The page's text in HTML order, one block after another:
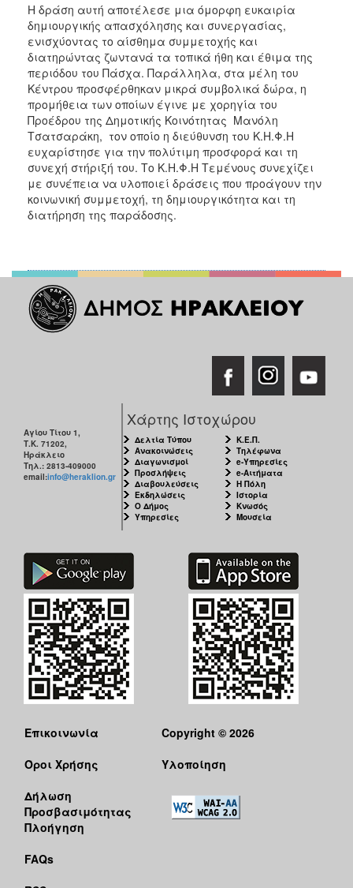
Η δράση αυτή αποτέλεσε μια όμορφη ευκαιρία
δημιουργικής απασχόλησης και συνεργασίας,
ενισχύοντας το αίσθημα συμμετοχής και
διατηρώντας ζωντανά τα τοπικά ήθη και έθιμα της
περιόδου του Πάσχα. Παράλληλα, στα μέλη του
Κέντρου προσφέρθηκαν μικρά συμβολικά δώρα, η
προμήθεια των οποίων έγινε με χορηγία του
Προέδρου της Δημοτικής Κοινότητας Μανόλη
Τσατσαράκη, τον οποίο η διεύθυνση του Κ.Η.Φ.Η
ευχαρίστησε για την πολύτιμη προσφορά και τη
συνεχή στήριξή του. Το Κ.Η.Φ.Η Τεμένους συνεχίζει
με συνέπεια να υλοποιεί δράσεις που προάγουν την
κοινωνική συμμετοχή, τη δημιουργικότητα και τη
διατήρηση της παράδοσης.
Αγίου Τίτου 1,
Τ.Κ. 71202,
Ηράκλειο
Τηλ.: 2813-409000
email:info@heraklion.gr
Χάρτης Ιστοχώρου
Δελτία Τύπου
Ανακοινώσεις
Διαγωνισμοί
Προσλήψεις
Διαβουλεύσεις
Εκδηλώσεις
Ο Δήμος
Υπηρεσίες
Κ.Ε.Π.
Τηλέφωνα
e-Υπηρεσίες
e-Αιτήματα
Η Πόλη
Ιστορία
Κνωσός
Μουσεία
Επικοινωνία
Όροι Χρήσης
Δήλωση
Προσβασιμότητας
Πλοήγηση
FAQs
Copyright © 2026
Υλοποίηση